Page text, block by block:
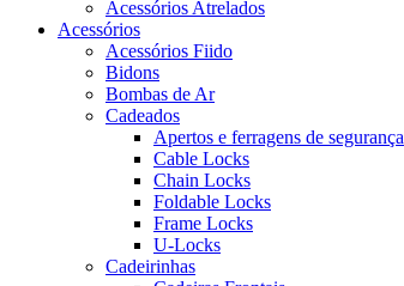
Acessórios Atrelados
Acessórios
Acessórios Fiido
Bidons
Bombas de Ar
Cadeados
Apertos e ferragens de segurança
Cable Locks
Chain Locks
Foldable Locks
Frame Locks
U-Locks
Cadeirinhas